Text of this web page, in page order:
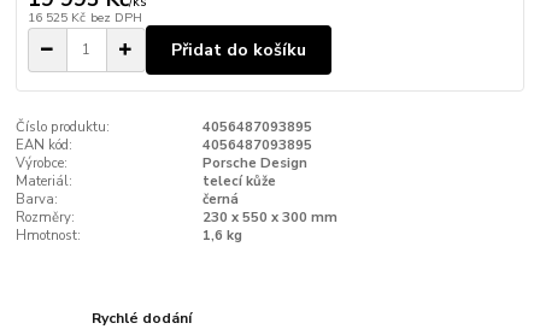
16 525 Kč bez DPH
Přidat do košíku
Číslo produktu:
4056487093895
EAN kód:
4056487093895
Výrobce:
Porsche Design
Materiál:
telecí kůže
Barva:
černá
Rozměry:
230 x 550 x 300 mm
Hmotnost:
1,6 kg
Rychlé dodání